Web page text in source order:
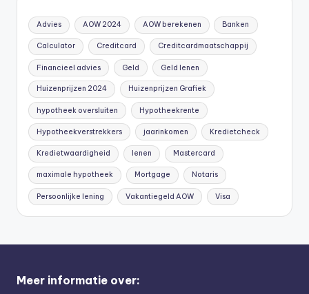
Advies AOW 2024 AOW berekenen Banken
Calculator Creditcard Creditcardmaatschappij
Financieel advies Geld Geld lenen
Huizenprijzen 2024 Huizenprijzen Grafiek
hypotheek oversluiten Hypotheekrente
Hypotheekverstrekkers jaarinkomen Kredietcheck
Kredietwaardigheid lenen Mastercard
maximale hypotheek Mortgage Notaris
Persoonlijke lening Vakantiegeld AOW Visa
Meer informatie over: